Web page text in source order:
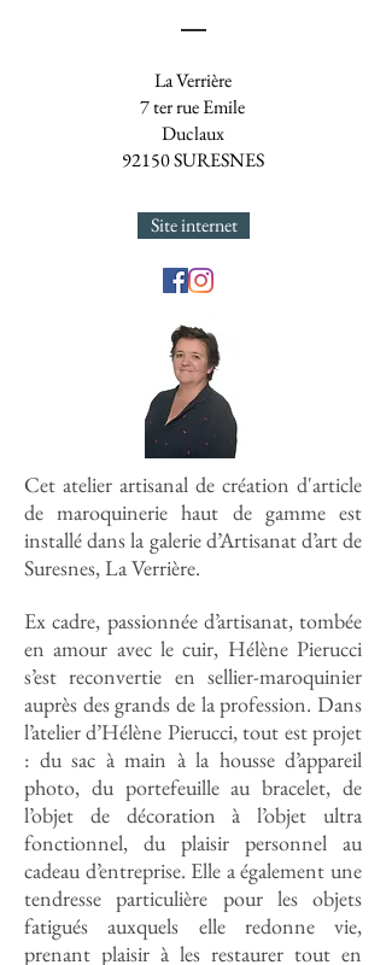
La Verrière
7 ter rue Emile
Duclaux
92150 SURESNES
Site internet
Cet atelier artisanal de création d'article
de maroquinerie haut de gamme est
installé dans la galerie d’Artisanat d’art de
Suresnes, La Verrière.
Ex cadre, passionnée d’artisanat, tombée
en amour avec le cuir, Hélène Pierucci
s’est reconvertie en sellier-maroquinier
auprès des grands de la profession. Dans
l’atelier d’Hélène Pierucci, tout est projet
: du sac à main à la housse d’appareil
photo, du portefeuille au bracelet, de
l’objet de décoration à l’objet ultra
fonctionnel, du plaisir personnel au
cadeau d’entreprise. Elle a également une
tendresse particulière pour les objets
fatigués auxquels elle redonne vie,
prenant plaisir à les restaurer tout en